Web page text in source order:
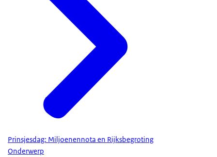
Prinsjesdag: Miljoenennota en Rijksbegroting
Onderwerp